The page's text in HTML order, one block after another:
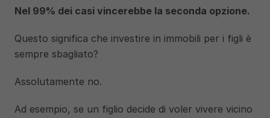
Nel 99% dei casi vincerebbe la seconda opzione.
Questo significa che investire in immobili per i figli è
sempre sbagliato?
Assolutamente no.
Ad esempio, se un figlio decide di voler vivere vicino